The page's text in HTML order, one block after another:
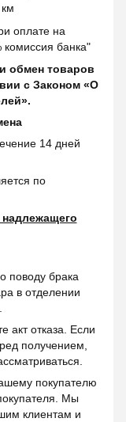
оплате на
комиссия банка"
обмен товаров
с Законом «О
14 дней
по
поводу брака
в отделении
акт отказа. Если
получением,
покупателю
Мы
клиентам и